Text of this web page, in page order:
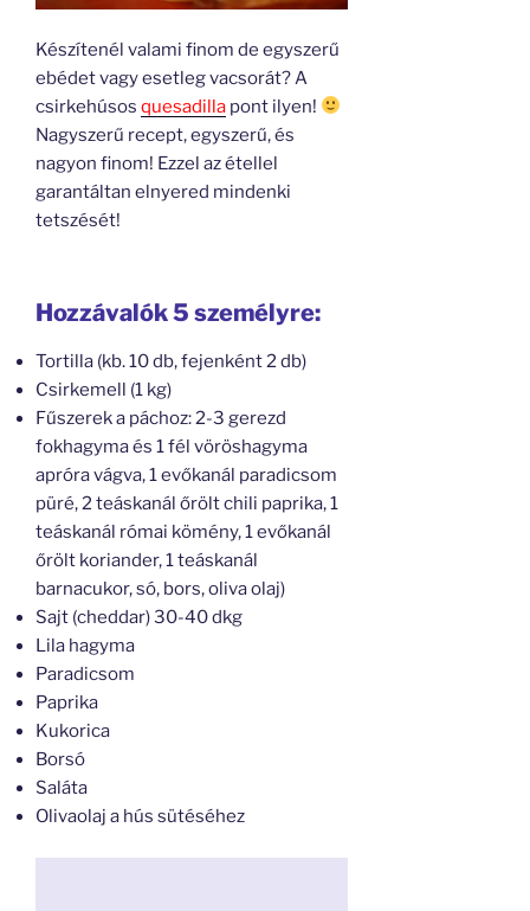
Készítenél valami finom de egyszerű
ebédet vagy esetleg vacsorát? A
csirkehúsos quesadilla pont ilyen!
Nagyszerű recept, egyszerű, és
nagyon finom! Ezzel az étellel
garantáltan elnyered mindenki
tetszését!
Hozzávalók 5 személyre:
Tortilla (kb. 10 db, fejenként 2 db)
Csirkemell (1 kg)
Fűszerek a páchoz: 2-3 gerezd
fokhagyma és 1 fél vöröshagyma
apróra vágva, 1 evőkanál paradicsom
püré, 2 teáskanál őrölt chili paprika, 1
teáskanál római kömény, 1 evőkanál
őrölt koriander, 1 teáskanál
barnacukor, só, bors, oliva olaj)
Sajt (cheddar) 30-40 dkg
Lila hagyma
Paradicsom
Paprika
Kukorica
Borsó
Saláta
Olivaolaj a hús sütéséhez